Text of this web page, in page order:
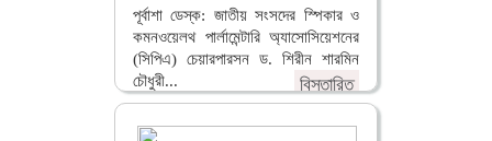
পূর্বাশা ডেস্ক: জাতীয় সংসদের স্পিকার ও
কমনওয়েলথ পার্লামেন্টারি অ্যাসোসিয়েশনের
(সিপিএ) চেয়ারপারসন ড. শিরীন শারমিন
চৌধুরী...
বিস্তারিত